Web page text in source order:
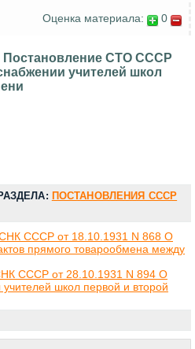
Оценка материала: 0
Постановление СТО СССР
учителей школ
ПОСТАНОВЛЕНИЯ СССР
СССР от 18.10.1931 N 868 О
прямого товарообмена между
СССР от 28.10.1931 N 894 О
школ первой и второй